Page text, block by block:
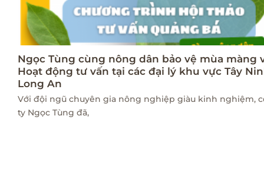
Ngọc Tùng cùng nông dân bảo vệ mùa màng
Hoạt động tư vấn tại các đại lý khu vực Tây
Long An
Với đội ngũ chuyên gia nông nghiệp giàu kinh nghiệm,
ty Ngọc Tùng đã,